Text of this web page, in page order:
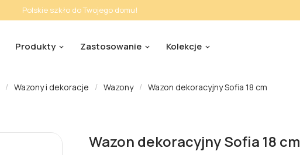
Polskie szkło do Twojego domu!
Produkty Zastosowanie Kolekcje
Wazony i dekoracje Wazony Wazon dekoracyjny Sofia 18 cm
Wazon dekoracyjny Sofia 18 cm